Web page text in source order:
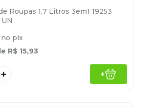
Roupas 1,7 Litros 3em1 19253
no pix
R$ 15,93
＋ +